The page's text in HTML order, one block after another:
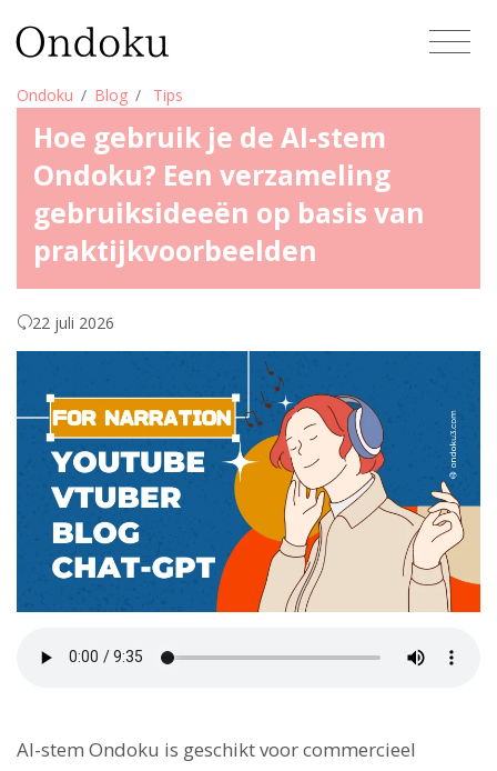
Ondoku Blog Tips
Hoe gebruik je de AI-stem
Ondoku? Een verzameling
gebruiksideeën op basis van
praktijkvoorbeelden
22 juli 2026
AI-stem Ondoku is geschikt voor commercieel